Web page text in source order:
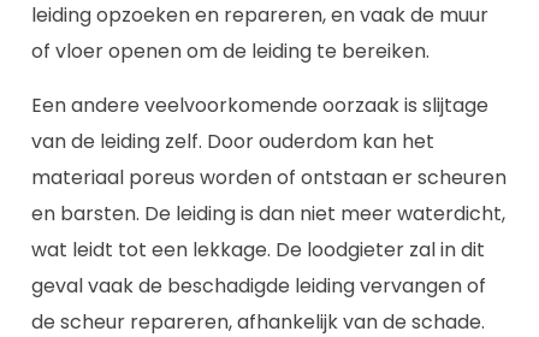
leiding opzoeken en repareren, en vaak de muur
of vloer openen om de leiding te bereiken.
Een andere veelvoorkomende oorzaak is slijtage
van de leiding zelf. Door ouderdom kan het
materiaal poreus worden of ontstaan er scheuren
en barsten. De leiding is dan niet meer waterdicht,
wat leidt tot een lekkage. De loodgieter zal in dit
geval vaak de beschadigde leiding vervangen of
de scheur repareren, afhankelijk van de schade.